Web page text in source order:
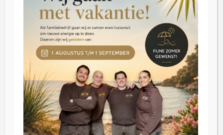
Dinsdag t/m donderdag op afspraak
Klantenservice
Blog
Reviews
Contact
Inkoop